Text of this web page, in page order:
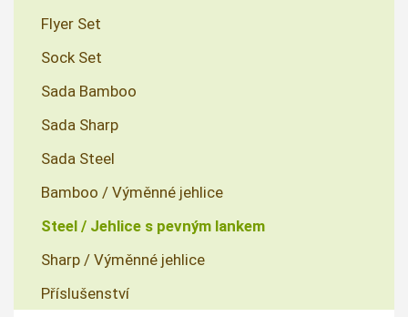
Flyer Set
Sock Set
Sada Bamboo
Sada Sharp
Sada Steel
Bamboo / Výměnné jehlice
Steel / Jehlice s pevným lankem
Sharp / Výměnné jehlice
Příslušenství